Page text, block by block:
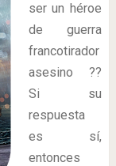
ser un héroe
de guerra
francotirador
asesino ??
Si su
respuesta
es sí,
entonces